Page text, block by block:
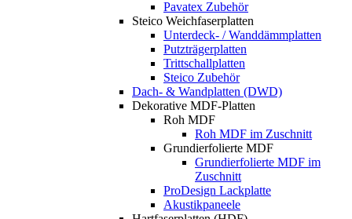
Pavatex Zubehör
Steico Weichfaserplatten
Unterdeck- / Wanddämmplatten
Putzträgerplatten
Trittschallplatten
Steico Zubehör
Dach- & Wandplatten (DWD)
Dekorative MDF-Platten
Roh MDF
Roh MDF im Zuschnitt
Grundierfolierte MDF
Grundierfolierte MDF im
Zuschnitt
ProDesign Lackplatte
Akustikpaneele